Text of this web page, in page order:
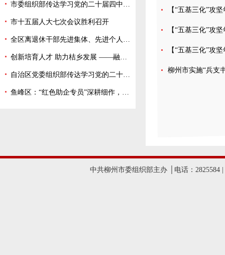
市委组织部传达学习党的二十届四中全会精神 以高质量组织工作服务保障高质量发展
市十五届人大七次会议胜利召开
全区离退休干部先进集体、先进个人等名单公布 我市多个集体和个人获表彰
创新培育人才 助力桔乡发展 ——融安县开展“3+2+1”导师帮带机制促进新录用公务员成长
自治区党委组织部传达学习党的二十届四中全会精神 以更优理念更实作风更高标准把全会精神落到实处
鱼峰区：“红色助企专员”深耕细作，激活山歌文化经济新动能
中共柳州市委组织部主办 │电话：2825584